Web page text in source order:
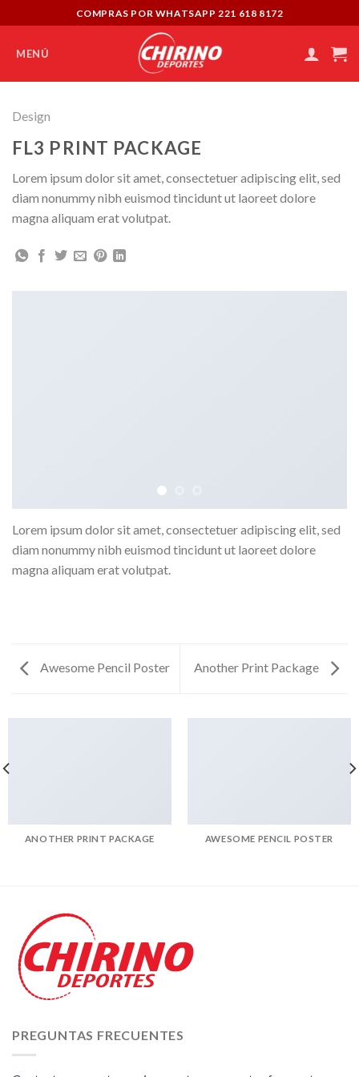
to
content
COMPRAS POR WHATSAPP 221 618 8172
MENÚ
Design
FL3 PRINT PACKAGE
Lorem ipsum dolor sit amet, consectetuer adipiscing elit, sed
diam nonummy nibh euismod tincidunt ut laoreet dolore
magna aliquam erat volutpat.
Lorem ipsum dolor sit amet, consectetuer adipiscing elit, sed
diam nonummy nibh euismod tincidunt ut laoreet dolore
magna aliquam erat volutpat.
Awesome Pencil Poster Another Print Package
ANOTHER PRINT PACKAGE AWESOME PENCIL POSTER
PREGUNTAS FRECUENTES